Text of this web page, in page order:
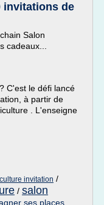
invitations de
Salon
cadeaux...
C'est le défi lancé
à partir de
. L'enseigne
invitation /
/ salon
ses places